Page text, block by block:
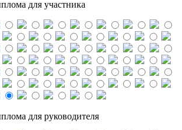
для участника
для руководителя